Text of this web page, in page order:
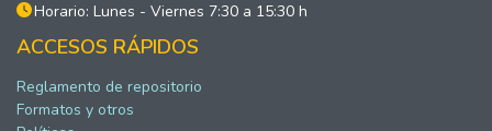
Horario: Lunes - Viernes 7:30 a 15:30 h
ACCESOS RÁPIDOS
Reglamento de repositorio
Formatos y otros